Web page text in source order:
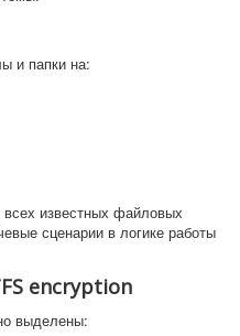
и папки на:
известных файловых
сценарии в логике работы
encryption
выделены: